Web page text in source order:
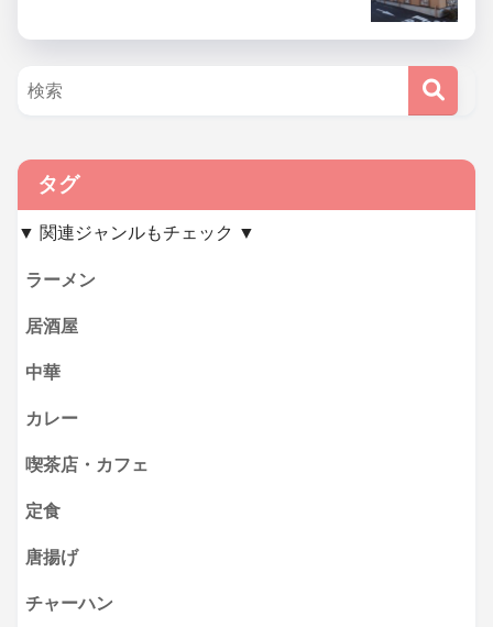
タグ
▼ 関連ジャンルもチェック ▼
ラーメン
居酒屋
中華
カレー
喫茶店・カフェ
定食
唐揚げ
チャーハン